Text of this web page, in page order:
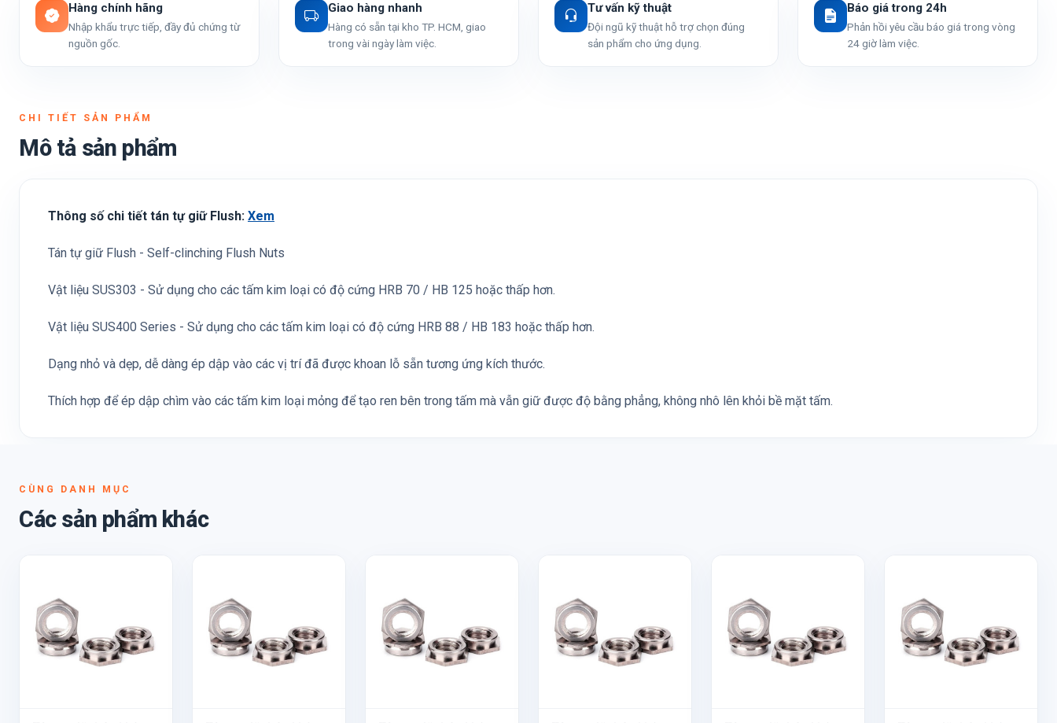
Hàng chính hãng
Nhập khẩu trực tiếp, đầy đủ chứng từ
nguồn gốc.
Giao hàng nhanh
Hàng có sẵn tại kho TP. HCM, giao
trong vài ngày làm việc.
Tư vấn kỹ thuật
Đội ngũ kỹ thuật hỗ trợ chọn đúng
sản phẩm cho ứng dụng.
Báo giá trong 24h
Phản hồi yêu cầu báo giá trong vòng
24 giờ làm việc.
CHI TIẾT SẢN PHẨM
Mô tả sản phẩm
Thông số chi tiết tán tự giữ Flush: Xem
Tán tự giữ Flush - Self-clinching Flush Nuts
Vật liệu SUS303 - Sử dụng cho các tấm kim loại có độ cứng HRB 70 / HB 125 hoặc thấp hơn.
Vật liệu SUS400 Series - Sử dụng cho các tấm kim loại có độ cứng HRB 88 / HB 183 hoặc thấp hơn.
Dạng nhỏ và dẹp, dễ dàng ép dập vào các vị trí đã được khoan lỗ sẵn tương ứng kích thước.
Thích hợp để ép dập chìm vào các tấm kim loại mỏng để tạo ren bên trong tấm mà vẫn giữ được độ bằng phẳng, không nhô lên khỏi bề mặt tấm.
CÙNG DANH MỤC
Các sản phẩm khác